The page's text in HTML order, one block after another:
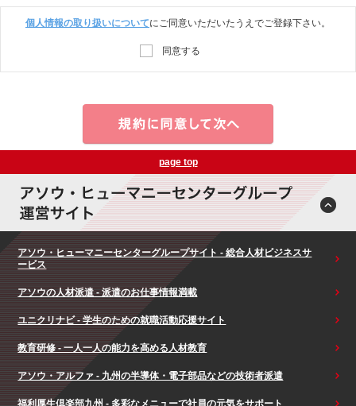
個人情報の取り扱いについてにご同意いただいたうえでご登録下さい。
同意する
page top
アソウ・ヒューマニーセンターグループサイト - 総合人材ビジネスサ
ービス
アソウの人材派遣 - 派遣のお仕事情報満載
ユニクリナビ - 学生のための就職活動応援サイト
教育研修 - 一人一人の能力を高める人材教育
アソウ・アルファ - 九州の半導体・電子部品などの技術者派遣
福利厚生倶楽部九州 - 多彩なメニューで社員の元気をサポート